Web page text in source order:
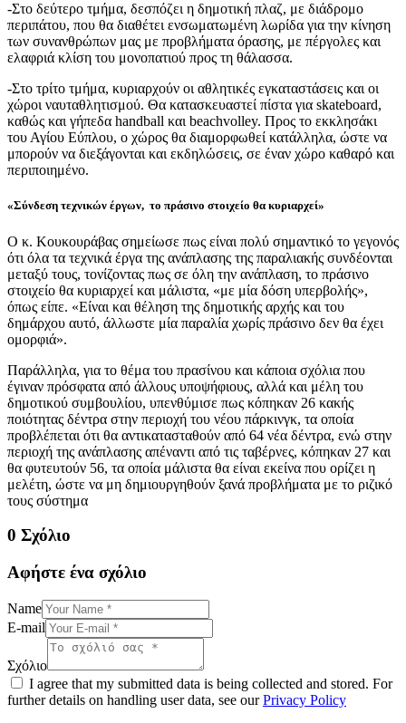
-Στο δεύτερο τμήμα, δεσπόζει η δημοτική πλαζ, με διάδρομο
περιπάτου, που θα διαθέτει ενσωματωμένη λωρίδα για την κίνηση
των συνανθρώπων μας με προβλήματα όρασης, με πέργολες και
ελαφριά κλίση του μονοπατιού προς τη θάλασσα.
-Στο τρίτο τμήμα, κυριαρχούν οι αθλητικές εγκαταστάσεις και οι
χώροι ναυταθλητισμού. Θα κατασκευαστεί πίστα για skateboard,
καθώς και γήπεδα handball και beachvolley. Προς το εκκλησάκι
του Αγίου Εύπλου, ο χώρος θα διαμορφωθεί κατάλληλα, ώστε να
μπορούν να διεξάγονται και εκδηλώσεις, σε έναν χώρο καθαρό και
περιποιημένο.
«Σύνδεση τεχνικών έργων, το πράσινο στοιχείο θα κυριαρχεί»
Ο κ. Κουκουράβας σημείωσε πως είναι πολύ σημαντικό το γεγονός
ότι όλα τα τεχνικά έργα της ανάπλασης της παραλιακής συνδέονται
μεταξύ τους, τονίζοντας πως σε όλη την ανάπλαση, το πράσινο
στοιχείο θα κυριαρχεί και μάλιστα, «με μία δόση υπερβολής»,
όπως είπε. «Είναι και θέληση της δημοτικής αρχής και του
δημάρχου αυτό, άλλωστε μία παραλία χωρίς πράσινο δεν θα έχει
ομορφιά».
Παράλληλα, για το θέμα του πρασίνου και κάποια σχόλια που
έγιναν πρόσφατα από άλλους υποψήφιους, αλλά και μέλη του
δημοτικού συμβουλίου, υπενθύμισε πως κόπηκαν 26 κακής
ποιότητας δέντρα στην περιοχή του νέου πάρκινγκ, τα οποία
προβλέπεται ότι θα αντικατασταθούν από 64 νέα δέντρα, ενώ στην
περιοχή της ανάπλασης απέναντι από τις ταβέρνες, κόπηκαν 27 και
θα φυτευτούν 56, τα οποία μάλιστα θα είναι εκείνα που ορίζει η
μελέτη, ώστε να μη δημιουργηθούν ξανά προβλήματα με το ριζικό
τους σύστημα
0 Σχόλιο
Αφήστε ένα σχόλιο
Name
E-mail
Σχόλιο
I agree that my submitted data is being collected and stored. For
further details on handling user data, see ourPrivacy Policy